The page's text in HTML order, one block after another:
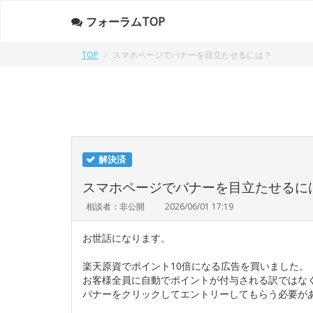
フォーラムTOP
TOP スマホページでバナーを目立たせるには？
解決済
スマホページでバナーを目立たせるに
相談者：非公開 2026/06/01 17:19
お世話になります。
楽天原資でポイント10倍になる広告を買いました。
お客様全員に自動でポイントが付与される訳ではなく
バナーをクリックしてエントリーしてもらう必要が